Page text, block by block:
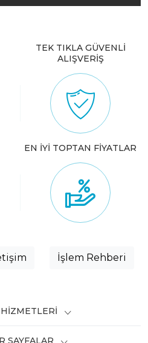
TEK TIKLA GÜVENLİ
ALIŞVERİŞ
EN İYİ TOPTAN FİYATLAR
İşlem Rehberi
SAYFALAR